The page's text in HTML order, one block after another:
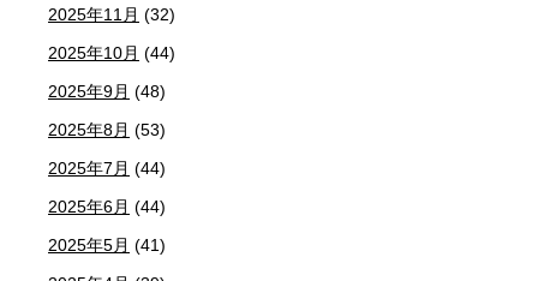
2025年11月 (32)
2025年10月 (44)
2025年9月 (48)
2025年8月 (53)
2025年7月 (44)
2025年6月 (44)
2025年5月 (41)